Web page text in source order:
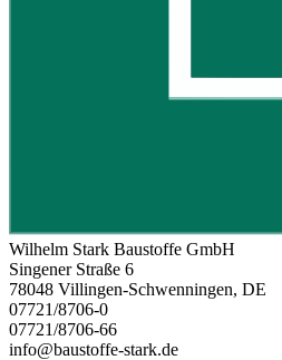
Wilhelm Stark Baustoffe GmbH
Singener Straße 6
78048 Villingen-Schwenningen, DE
07721/8706-0
07721/8706-66
info@baustoffe-stark.de